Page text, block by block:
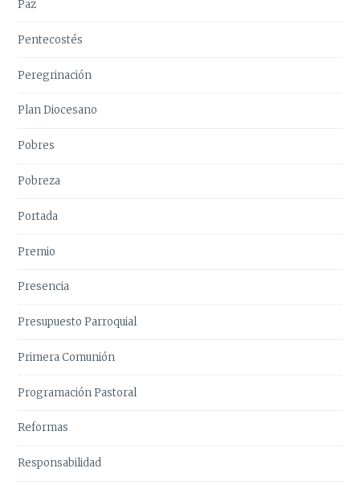
Paz
Pentecostés
Peregrinación
Plan Diocesano
Pobres
Pobreza
Portada
Premio
Presencia
Presupuesto Parroquial
Primera Comunión
Programación Pastoral
Reformas
Responsabilidad